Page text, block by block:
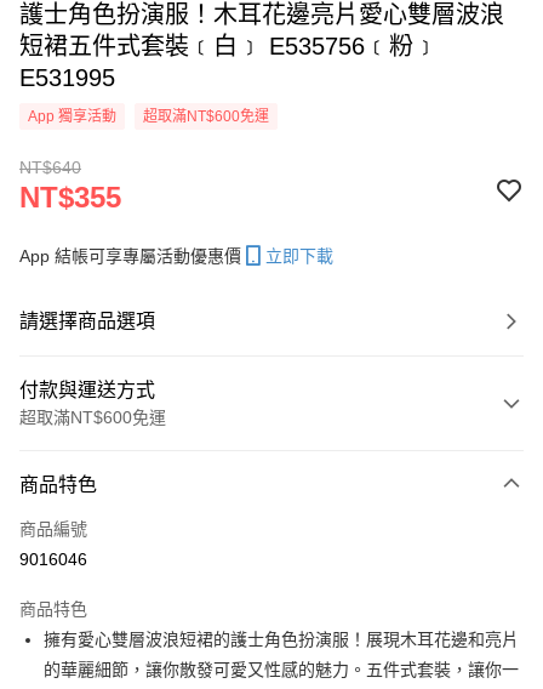
護士角色扮演服！木耳花邊亮片愛心雙層波浪
短裙五件式套裝﹝白﹞ E535756﹝粉﹞
E531995
App 獨享活動 超取滿NT$600免運
NT$640
NT$355
App 結帳可享專屬活動優惠價 立即下載
請選擇商品選項
付款與運送方式
超取滿NT$600免運
信用卡一次付款
超商取貨付款
Apple Pay
街口支付
商品特色
商品編號
9016046
商品特色
擁有愛心雙層波浪短裙的護士角色扮演服！展現木耳花邊和亮片
的華麗細節，讓你散發可愛又性感的魅力。五件式套裝，讓你一